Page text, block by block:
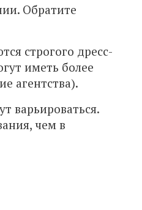
Обратите
строгого дресс-
иметь более
агентства).
варьироваться.
чем в